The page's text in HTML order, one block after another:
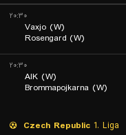
۲۰:۳۰
Vaxjo (W)
Rosengard (W)
۲۰:۳۰
AIK (W)
Brommapojkarna (W)
Czech Republic 1. Liga